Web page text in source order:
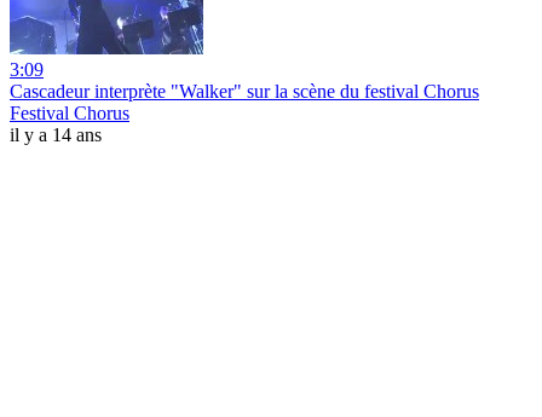
3:09
Cascadeur interprète "Walker" sur la scène du festival Chorus
Festival Chorus
il y a 14 ans